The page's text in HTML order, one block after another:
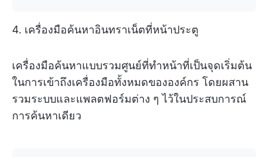
4. เครื่องมือค้นหาอินทราเน็ตที่หน้าประตู
เครื่องมือค้นหาแบบรวมศูนย์ที่ทำหน้าที่เป็นจุดเริ่มต้น
ในการเข้าถึงเครื่องมือทั้งหมดขององค์กร โดยผสาน
รวมระบบและแพลตฟอร์มต่าง ๆ ไว้ในประสบการณ์
การค้นหาเดียว